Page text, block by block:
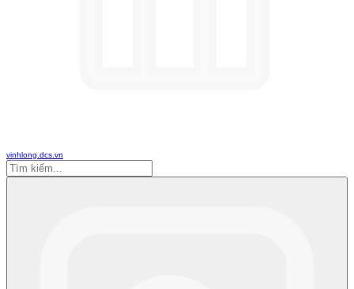
vinhlong.dcs.vn